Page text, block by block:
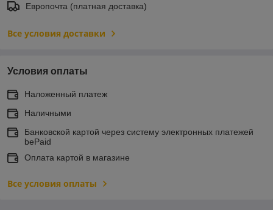
Европочта (платная доставка)
Все условия доставки
Условия оплаты
Наложенный платеж
Наличными
Банковской картой через систему электронных платежей
bePaid
Оплата картой в магазине
Все условия оплаты